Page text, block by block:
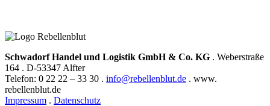
Schwadorf Handel und Logistik GmbH & Co. KG . Weberstraße
164 . D-53347 Alfter
Telefon: 0 22 22 – 33 30 . info@rebellenblut.de . www.
rebellenblut.de
Impressum . Datenschutz